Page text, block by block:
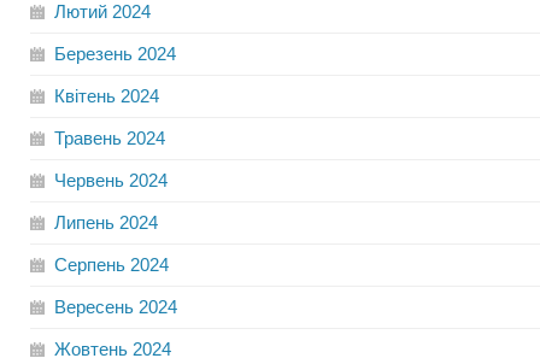
Лютий 2024
Березень 2024
Квітень 2024
Травень 2024
Червень 2024
Липень 2024
Серпень 2024
Вересень 2024
Жовтень 2024